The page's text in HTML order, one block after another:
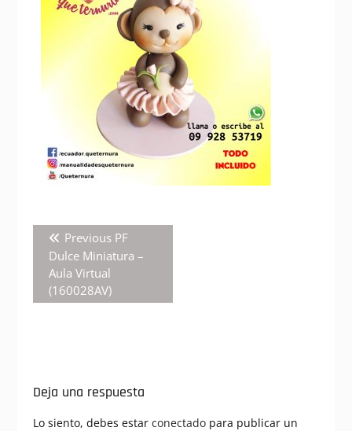
Navegación
entradas
Previous Previous
post:
PF
Dulce Miniatura –
Aula Virtual
(160028AV)
Deja una respuesta
Lo siento, debes estar conectadopara publicar un